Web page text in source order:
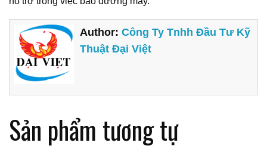
Author:Công Ty Tnhh Đầu Tư Kỹ
Thuật Đại Việt
Sản phẩm tương tự